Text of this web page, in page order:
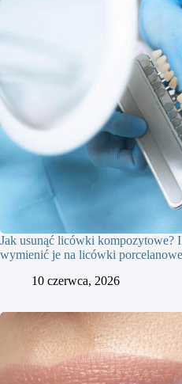
Jak usunąć licówki kompozytowe?
wymienić je na licówki
10 czerwca, 2026